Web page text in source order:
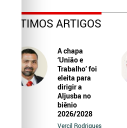
ÚLTIMOS ARTIGOS
A chapa
‘União e
Trabalho’ foi
eleita para
dirigir a
Aljusba no
biênio
2026/2028
Vercil Rodrigues